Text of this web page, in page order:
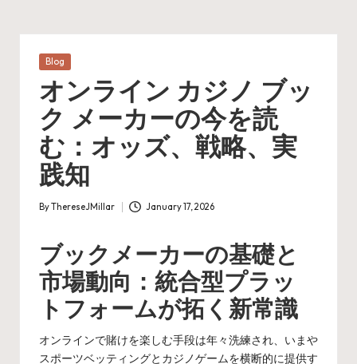
Posted
Blog
オンライン カジノ ブッ
ク メーカーの今を読
む：オッズ、戦略、実
践知
Posted
ByThereseJMillar January 17, 2026
ブックメーカーの基礎と
市場動向：統合型プラッ
トフォームが拓く新常識
オンラインで賭けを楽しむ手段は年々洗練され、いまや
スポーツベッティングとカジノゲームを横断的に提供す